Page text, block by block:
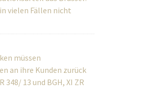
vielen Fällen nicht
müssen
an ihre Kunden zurück
348/ 13 und BGH, XI ZR